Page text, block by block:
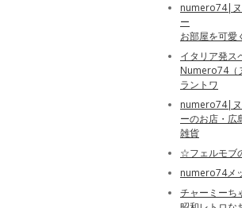
numero74|
ー
お部屋を可愛
イタリア発ス
Numero74（
ラントワ
numero74|
ーのお店・広
雑貨
☆フェルモブ
numero74メ
チャーミーち